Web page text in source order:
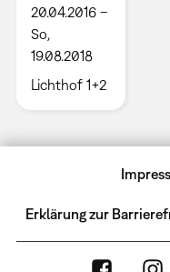
20.04.2016 –
So,
19.08.2018
Lichthof 1+2
Erklärung zur